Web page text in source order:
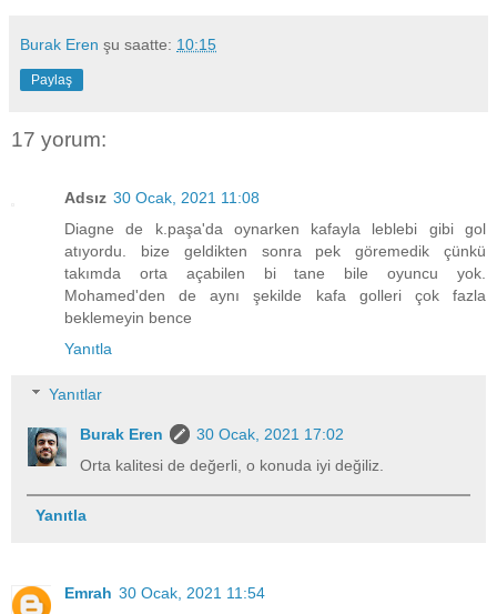
Burak Eren şu saatte: 10:15
Paylaş
17 yorum:
Adsız 30 Ocak, 2021 11:08
Diagne de k.paşa'da oynarken kafayla leblebi gibi gol
atıyordu. bize geldikten sonra pek göremedik çünkü
takımda orta açabilen bi tane bile oyuncu yok.
Mohamed'den de aynı şekilde kafa golleri çok fazla
beklemeyin bence
Yanıtla
Yanıtlar
Burak Eren
30 Ocak, 2021 17:02
Orta kalitesi de değerli, o konuda iyi değiliz.
Yanıtla
Emrah 30 Ocak, 2021 11:54